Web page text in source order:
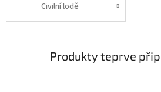
Civilní lodě
Produkty teprve